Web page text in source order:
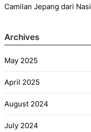
Camilan Jepang dari Nasi
Archives
May 2025
April 2025
August 2024
July 2024